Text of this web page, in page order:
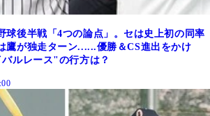
後半戦「4つの論点」。セは史上初の同率
鷹が独走ターン......優勝＆CS進出をかけ
ルレース"の行方は？